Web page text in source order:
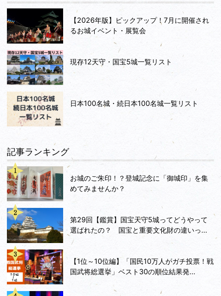
【2026年版】ピックアップ！7月に開催され
るお城イベント・展覧会
現存12天守・国宝5城一覧リスト
日本100名城・続日本100名城一覧リスト
記事ランキング
お城のご朱印！？登城記念に「御城印」を集
めてみませんか？
第29回【鑑賞】国宝天守5城ってどうやって
選ばれたの？ 国宝と重要文化財の違いっ...
【1位～10位編】「国民10万人がガチ投票！戦
国武将総選挙」ベスト30の順位結果発...